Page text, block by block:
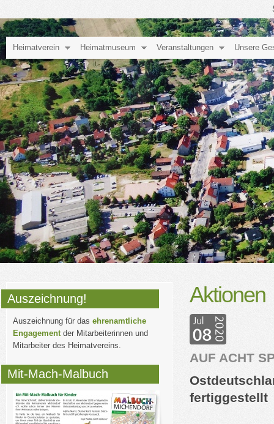
Heimatverein Heimatmuseum Veranstaltungen Unsere
Aktionen
AUF ACHT
fertiggestellt
Auszeichnung!
Auszeichnung für das ehrenamtliche
Engagementder Mitarbeiterinnen und
Mitarbeiter des Heimatvereins.
Mit-Mach-Malbuch